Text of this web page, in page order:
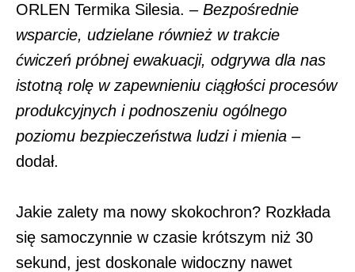
ORLEN Termika Silesia. – Bezpośrednie
wsparcie, udzielane również w trakcie
ćwiczeń próbnej ewakuacji, odgrywa dla nas
istotną rolę w zapewnieniu ciągłości procesów
produkcyjnych i podnoszeniu ogólnego
poziomu bezpieczeństwa ludzi i mienia –
dodał.
Jakie zalety ma nowy skokochron? Rozkłada
się samoczynnie w czasie krótszym niż 30
sekund, jest doskonale widoczny nawet